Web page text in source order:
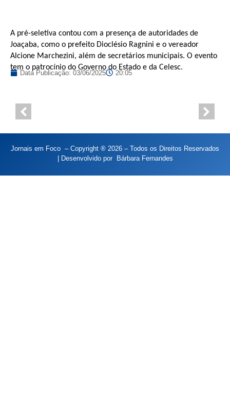
A pré-seletiva contou com a presença de autoridades de
Joaçaba, como o prefeito Dioclésio Ragnini e o vereador
Alcione Marchezini, além de secretários municipais. O evento
tem o patrocínio do Governo do Estado e da Celesc.
Data Publicação: 03/06/2025 20:05
Jornais em Foco – Copyright ® 2026 – Todos os Direitos Reservados
| Desenvolvido por
Bárbara Fernandes